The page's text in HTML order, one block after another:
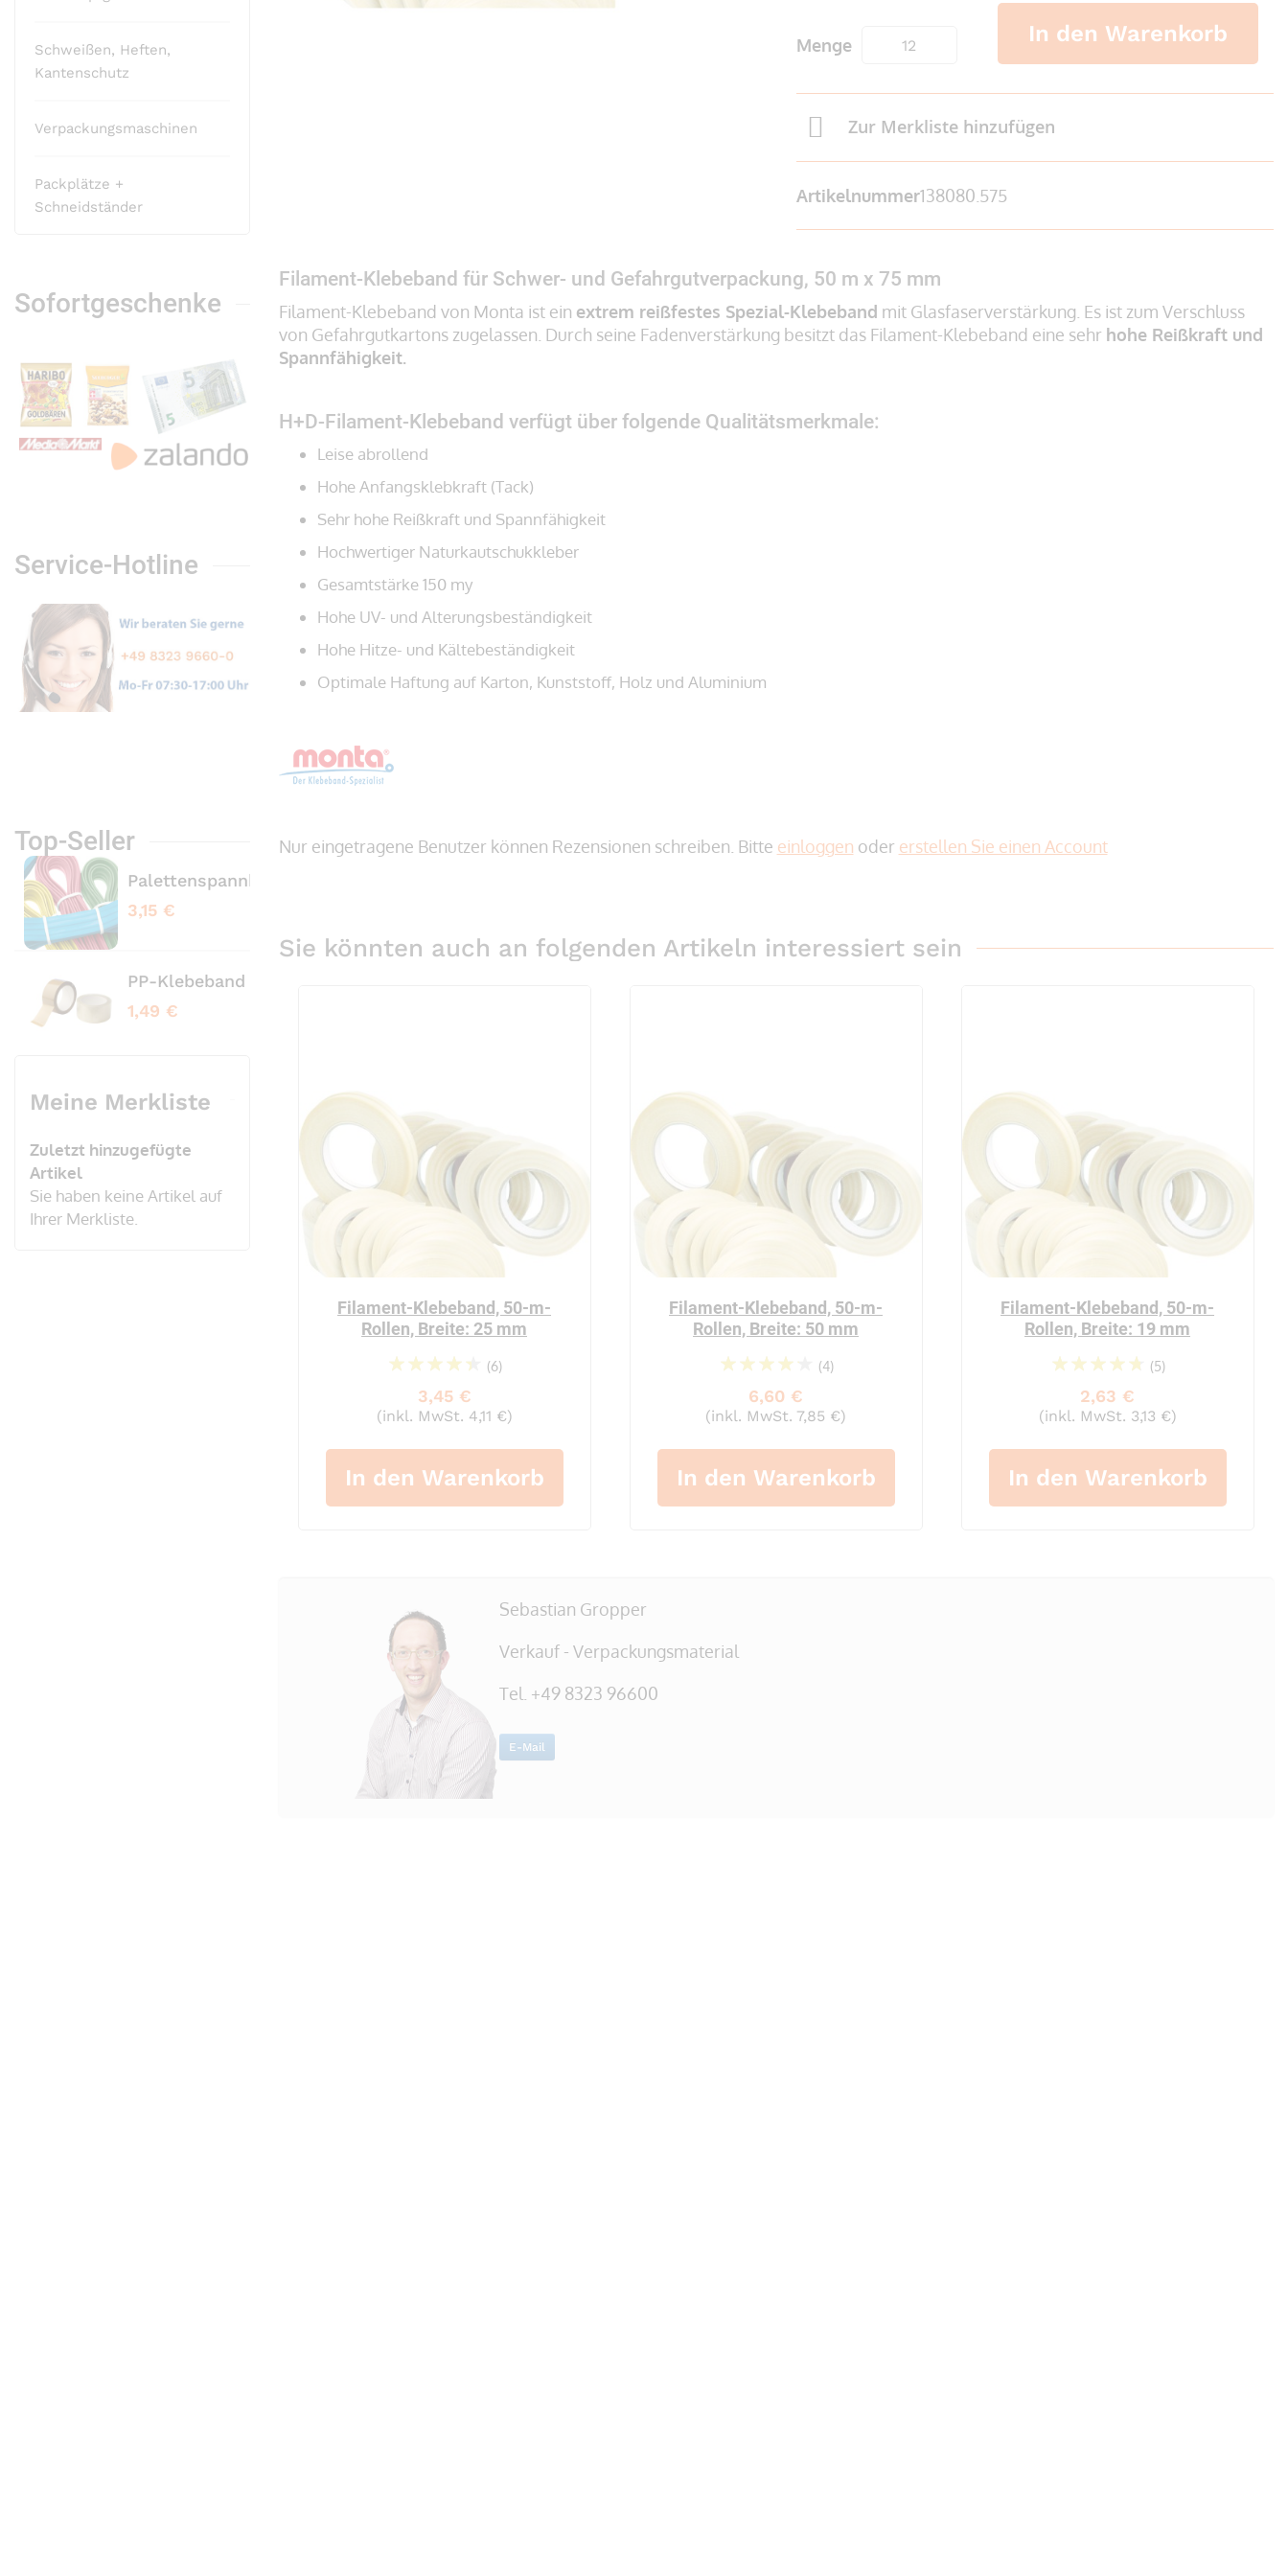
Schweißen, Heften,
Kantenschutz
Verpackungsmaschinen
Packplätze +
Schneidständer
Sofortgeschenke
Service-Hotline
Top-Seller
Palettenspannbänder profiliert blau: Umfang 1800 mm
3,15 €
PP-Klebeband transparent No Noise, 66m x 50mm (46 my)
1,49 €
Meine Merkliste
Zuletzt hinzugefügte
Artikel
Sie haben keine Artikel auf
Ihrer Merkliste.
Menge In den Warenkorb
Zur Merkliste hinzufügen
Artikelnummer138080.575
Filament-Klebeband für Schwer- und Gefahrgutverpackung, 50 m x 75 mm
Filament-Klebeband von Monta ist ein extrem reißfestes Spezial-Klebeband mit Glasfaserverstärkung. Es ist zum Verschluss
von Gefahrgutkartons zugelassen. Durch seine Fadenverstärkung besitzt das Filament-Klebeband eine sehr hohe Reißkraft und
Spannfähigkeit.
H+D-Filament-Klebeband verfügt über folgende Qualitätsmerkmale:
Leise abrollend
Hohe Anfangsklebkraft (Tack)
Sehr hohe Reißkraft und Spannfähigkeit
Hochwertiger Naturkautschukkleber
Gesamtstärke 150 my
Hohe UV- und Alterungsbeständigkeit
Hohe Hitze- und Kältebeständigkeit
Optimale Haftung auf Karton, Kunststoff, Holz und Aluminium
Nur eingetragene Benutzer können Rezensionen schreiben. Bitte einloggen oder erstellen Sie einen Account
Sie könnten auch an folgenden Artikeln interessiert sein
Filament-Klebeband, 50-m-
Rollen, Breite: 25 mm
92%
(6)
3,45 €
(inkl. MwSt. 4,11 €)
In den Warenkorb
Filament-Klebeband, 50-m-
Rollen, Breite: 50 mm
88%
(4)
6,60 €
(inkl. MwSt. 7,85 €)
In den Warenkorb
Filament-Klebeband, 50-m-
Rollen, Breite: 19 mm
98%
(5)
2,63 €
(inkl. MwSt. 3,13 €)
In den Warenkorb
Sebastian Gropper
Verkauf - Verpackungsmaterial
Tel. +49 8323 96600
E-Mail